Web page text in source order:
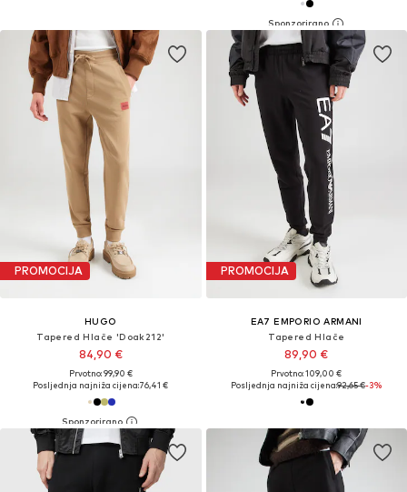
PROMOCIJA
HUGO
Tapered Hlače 'Doak212'
84,90 €
Prvotno: 99,90 €
Posljednja najniža cijena:76,41 €
PROMOCIJA
EA7 EMPORIO ARMANI
Tapered Hlače
89,90 €
Prvotno: 109,00 €
Posljednja najniža cijena:92,65 €-3%